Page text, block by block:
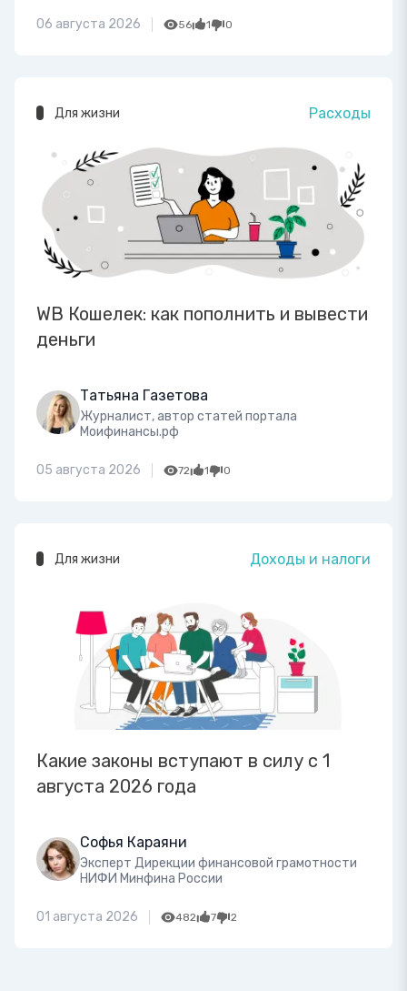
06 августа 2026 56 1 0
Для жизни Расходы
WB Кошелек: как пополнить и вывести
деньги
Татьяна Газетова
Журналист, автор статей портала
Моифинансы.рф
05 августа 2026 72 1 0
Для жизни Доходы и налоги
Какие законы вступают в силу с 1
августа 2026 года
Софья Караяни
Эксперт Дирекции финансовой грамотности
НИФИ Минфина России
01 августа 2026 482 7 2